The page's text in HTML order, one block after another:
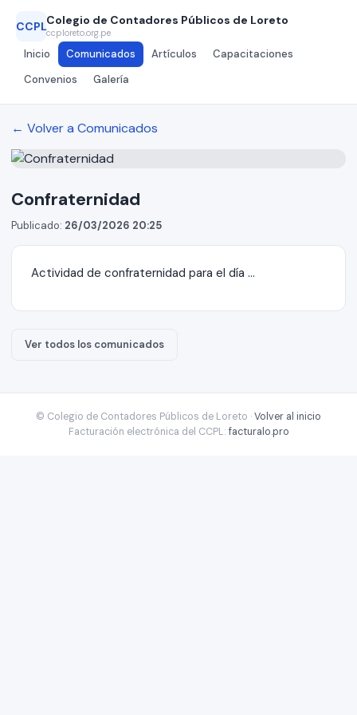
CCPLColegio de Contadores Públicos de Loreto
ccploreto.org.pe
Inicio Comunicados Artículos
Capacitaciones
Convenios
Galería
← Volver a Comunicados
Confraternidad
Publicado: 26/03/2026 20:25
Actividad de confraternidad para el día ...
Ver todos los comunicados
© Colegio de Contadores Públicos de Loreto ·Volver al inicio
Facturación electrónica del CCPL: facturalo.pro